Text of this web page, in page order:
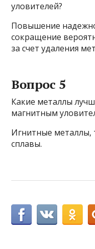
уловителей?
Повышение
сокращение
за счет удаления
Вопрос 5
Какие металлы
магнитным
Игнитные металлы,
сплавы.